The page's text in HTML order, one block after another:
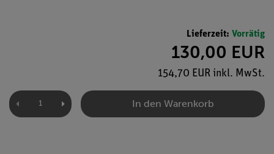
Lieferzeit: Vorrätig
130,00 EUR
154,70 EUR inkl. MwSt.
In den Warenkorb